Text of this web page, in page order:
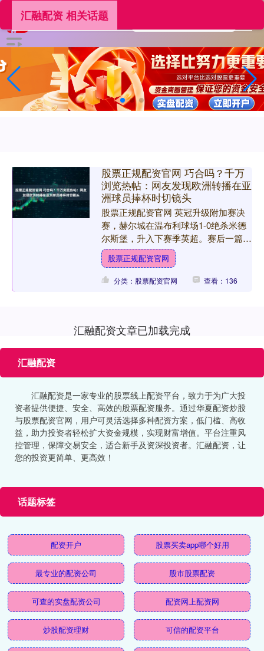
汇融配资 相关话题
股票正规配资官网 巧合吗？千万
浏览热帖：网友发现欧洲转播在亚
洲球员捧杯时切镜头
股票正规配资官网 英冠升级附加赛决
赛，赫尔城在温布利球场1-0绝杀米德
尔斯堡，升入下赛季英超。赛后一篇帖
子在外网爆火：赫尔城的捧杯仪式上，
日本球员平河悠准备捧杯....
股票正规配资官网
分类：股票配资官网 查看：136
汇融配资文章已加载完成
汇融配资
汇融配资是一家专业的股票线上配资平台，致力于为广大投
资者提供便捷、安全、高效的股票配资服务。通过华夏配资炒股
与股票配资官网，用户可灵活选择多种配资方案，低门槛、高收
益，助力投资者轻松扩大资金规模，实现财富增值。平台注重风
控管理，保障交易安全，适合新手及资深投资者。汇融配资，让
您的投资更简单、更高效！
话题标签
配资开户 股票买卖app哪个好用
最专业的配资公司 股市股票配资
可查的实盘配资公司 配资网上配资网
炒股配资理财 可信的配资平台